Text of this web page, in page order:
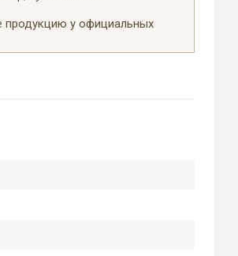
продукцию у официальных